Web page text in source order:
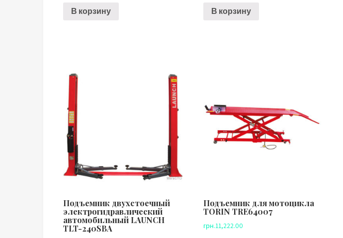
В корзину В корзину
Подъемник двухстоечный
электрогидравлический
автомобильный LAUNCH
TLT-240SBA
Подъемник для мотоцикла
TORIN TRE64007
грн.11,222.00